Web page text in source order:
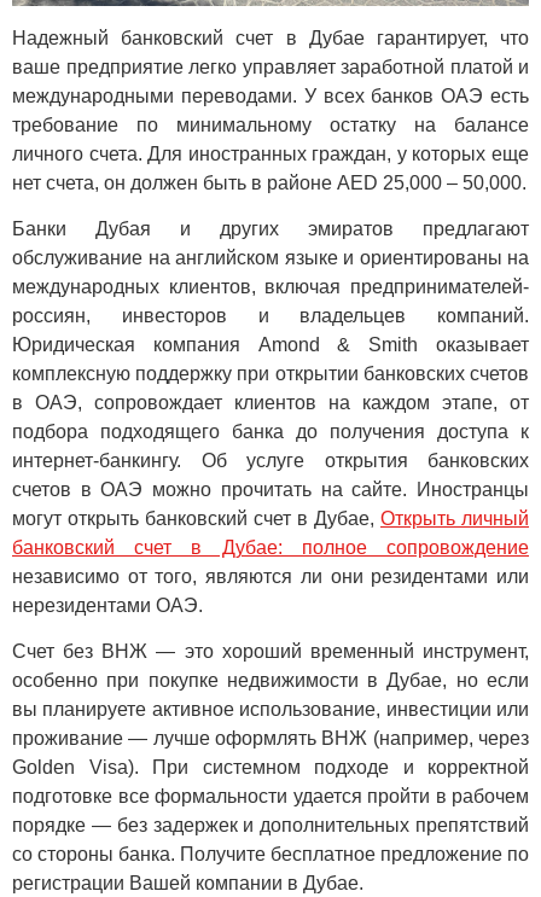
Надежный банковский счет в Дубае гарантирует, что
ваше предприятие легко управляет заработной платой и
международными переводами. У всех банков ОАЭ есть
требование по минимальному остатку на балансе
личного счета. Для иностранных граждан, у которых еще
нет счета, он должен быть в районе AED 25,000 – 50,000.
Банки Дубая и других эмиратов предлагают
обслуживание на английском языке и ориентированы на
международных клиентов, включая предпринимателей-
россиян, инвесторов и владельцев компаний.
Юридическая компания Amond & Smith оказывает
комплексную поддержку при открытии банковских счетов
в ОАЭ, сопровождает клиентов на каждом этапе, от
подбора подходящего банка до получения доступа к
интернет-банкингу. Об услуге открытия банковских
счетов в ОАЭ можно прочитать на сайте. Иностранцы
могут открыть банковский счет в Дубае, Открыть личный
банковский счет в Дубае: полное сопровождение
независимо от того, являются ли они резидентами или
нерезидентами ОАЭ.
Счет без ВНЖ — это хороший временный инструмент,
особенно при покупке недвижимости в Дубае, но если
вы планируете активное использование, инвестиции или
проживание — лучше оформлять ВНЖ (например, через
Golden Visa). При системном подходе и корректной
подготовке все формальности удается пройти в рабочем
порядке — без задержек и дополнительных препятствий
со стороны банка. Получите бесплатное предложение по
регистрации Вашей компании в Дубае.